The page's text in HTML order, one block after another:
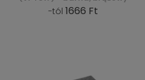
-tól 1666 Ft